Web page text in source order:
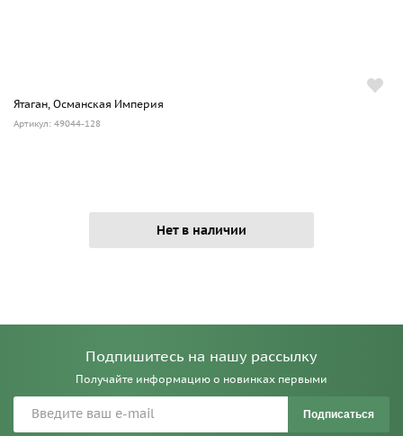
Ятаган, Османская Империя
Артикул: 49044-128
Нет в наличии
Подпишитесь на нашу рассылку
Получайте информацию о новинках первыми
Подписаться